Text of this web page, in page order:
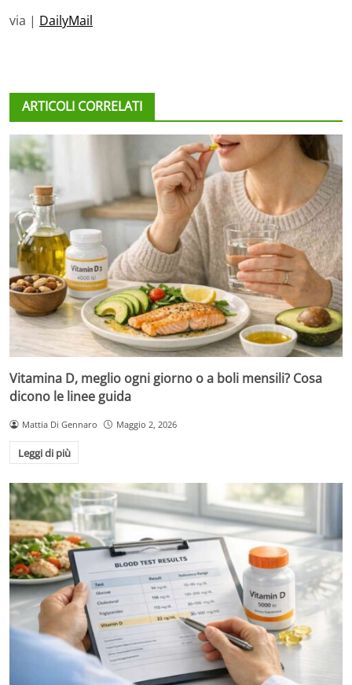
via | DailyMail
ARTICOLI CORRELATI
Vitamina D, meglio ogni giorno o a boli mensili? Cosa
dicono le linee guida
Mattia Di Gennaro Maggio 2, 2026
Leggi di più